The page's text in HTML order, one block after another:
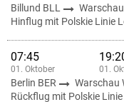
Billund BLL
Hinflug mit Polskie Linie
07:45
01. Oktober 01.
Berlin BER Warschau
Rückflug mit Polskie